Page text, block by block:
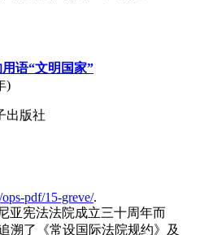
语“文明国家”
)
出版社
pdf/15-greve/.
亚宪法法院成立三十周年而
溯了《常设国际法院规约》及